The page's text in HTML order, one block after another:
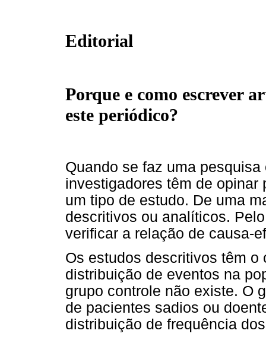
Editorial
Porque e como escrever
este periódico?
Quando se faz uma
investigadores têm de opinar
um tipo de estudo. De uma
descritivos ou analíticos.
verificar a relação de causa-
Os estudos descritivos têm
distribuição de eventos na
grupo controle não existe. O
de pacientes sadios ou
distribuição de frequência